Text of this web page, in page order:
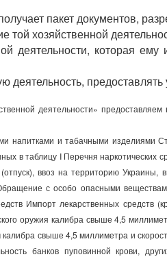
пакет документов,
хозяйственной
деятельности, которая
предоставлять
деятельности»
и табачными изделиями
в таблицу I Перечня
ввоз на территорию
с особо опасными
Импорт лекарственных
оружия калибра свыше 4,5
свыше 4,5 миллиметра и
банков пуповинной крови,